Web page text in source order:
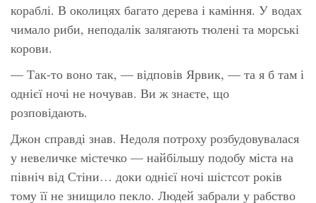
кораблі. В околицях багато дерева і каміння. У водах
чимало риби, неподалік залягають тюлені та морські
корови.
— Так-то воно так, — відповів Ярвик, — та я б там і
однієї ночі не ночував. Ви ж знаєте, що
розповідають.
Джон справді знав. Недоля потроху розбудовувалася
у невеличке містечко — найбільшу подобу міста на
північ від Стіни… доки однієї ночі шістсот років
тому її не знищило пекло. Людей забрали у рабство